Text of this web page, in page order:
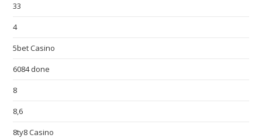
33
4
5bet Casino
6084 done
8
8,6
8ty8 Casino